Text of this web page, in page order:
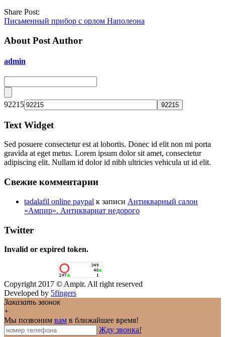
Share Post:
Письменный прибор с орлом Наполеона
About Post Author
admin
92215
Text Widget
Sed posuere consectetur est at lobortis. Donec id elit non mi porta
gravida at eget metus. Lorem ipsum dolor sit amet, consectetur
adipiscing elit. Nullam id dolor id nibh ultricies vehicula ut id elit.
Свежие комментарии
tadalafil online paypal к записи Антикварный салон
«Ампир». Антиквариат недорого
Twitter
Invalid or expired token.
Copyright 2017 © Ampir. All right reserved
Developed by 5fingers
Заказать звонок
+
Мы позвоним вам в ближайшее время!
Жду звонка!